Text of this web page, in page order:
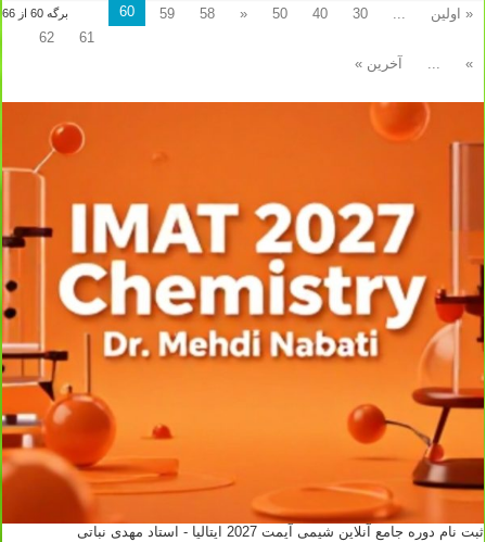
برگه 60 از 66 « اولین 30
40
50
«
58
59
60
61
62
»
آخرین »
ثبت نام دوره جامع آنلاین شیمی آیمت 2027 ایتالیا - استاد مهدی نباتی